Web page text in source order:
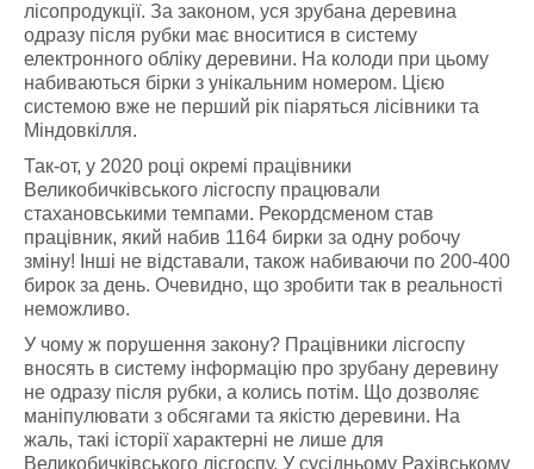
лісопродукції. За законом, уся зрубана деревина
одразу після рубки має вноситися в систему
електронного обліку деревини. На колоди при цьому
набиваються бірки з унікальним номером. Цією
системою вже не перший рік піаряться лісівники та
Міндовкілля.
Так-от, у 2020 році окремі працівники
Великобичківського лісгоспу працювали
стахановськими темпами. Рекордсменом став
працівник, який набив 1164 бирки за одну робочу
зміну! Інші не відставали, також набиваючи по 200-400
бирок за день. Очевидно, що зробити так в реальності
неможливо.
У чому ж порушення закону? Працівники лісгоспу
вносять в систему інформацію про зрубану деревину
не одразу після рубки, а колись потім. Що дозволяє
маніпулювати з обсягами та якістю деревини. На
жаль, такі історії характерні не лише для
Великобичківського лісгоспу. У сусідньому Рахівському